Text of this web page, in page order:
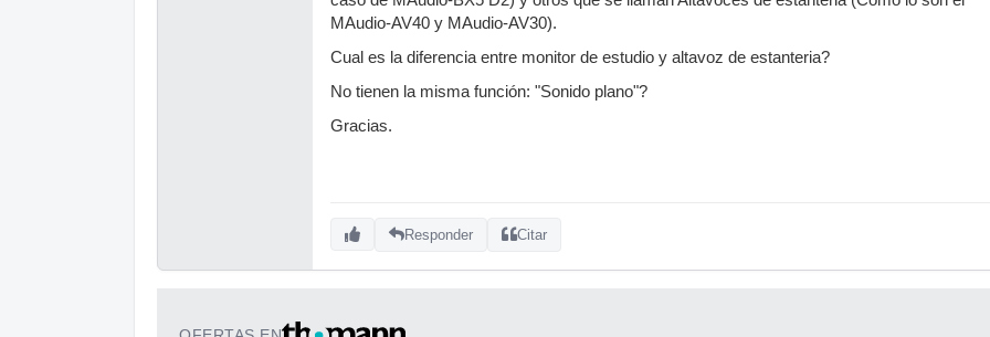
MAudio-AV40 y MAudio-AV30).
Cual es la diferencia entre monitor de estudio y altavoz de estanteria?
No tienen la misma función: "Sonido plano"?
Gracias.
Responder Citar